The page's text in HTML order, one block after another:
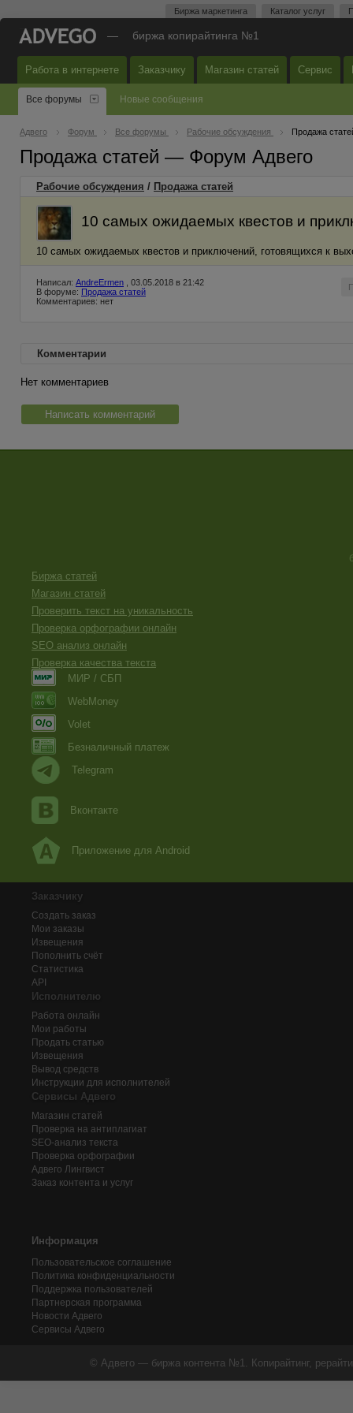
Биржа маркетинга Каталог услуг
— биржа копирайтинга №1
Работа в интернете Заказчику Магазин статей Сервис
Все форумы Новые сообщения
Адвего Форум Все форумы Рабочие обсуждения Продажа
Продажа статей — Форум Адвего
Рабочие обсуждения / Продажа статей
10 самых ожидаемых квестов и
10 самых ожидаемых квестов и приключений, готовящихся к
Написал: AndreErmen , 03.05.2018 в 21:42
В форуме: Продажа статей
Комментариев: нет
Комментарии
Нет комментариев
Написать комментарий
Биржа статей
Магазин статей
Проверить текст на уникальность
Проверка орфографии онлайн
SEO анализ онлайн
Проверка качества текста
МИР / СБП
WebMoney
Volet
Безналичный платеж
Telegram
Вконтакте
Приложение для Android
Заказчику
Создать заказ
Мои заказы
Извещения
Пополнить счёт
Статистика
API
Исполнителю
Работа онлайн
Мои работы
Продать статью
Извещения
Вывод средств
Инструкции для исполнителей
Сервисы Адвего
Магазин статей
Проверка на антиплагиат
SEO-анализ текста
Проверка орфографии
Адвего Лингвист
Заказ контента и услуг
Информация
Пользовательское соглашение
Политика конфиденциальности
Поддержка пользователей
Партнерская программа
Новости Адвего
Сервисы Адвего
© Адвего — биржа контента №1. Копирайтинг,